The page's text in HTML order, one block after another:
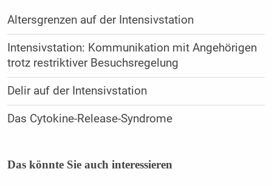
Altersgrenzen auf der Intensivstation
Intensivstation: Kommunikation mit Angehörigen
trotz restriktiver Besuchsregelung
Delir auf der Intensivstation
Das Cytokine-Release-Syndrome
Das könnte Sie auch interessieren